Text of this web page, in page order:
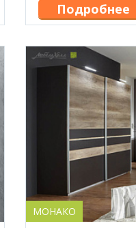
Подробнее
МОНАКО